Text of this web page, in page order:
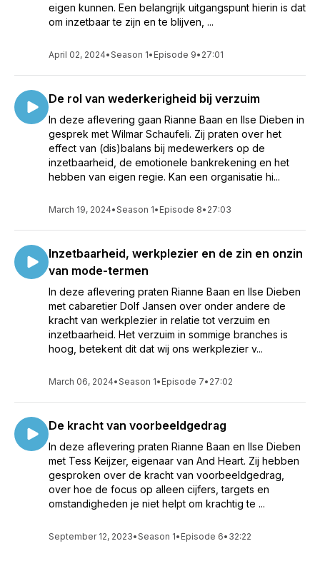
eigen kunnen. Een belangrijk uitgangspunt hierin is dat
om inzetbaar te zijn en te blijven, ...
April 02, 2024•Season 1• Episode 9• 27:01
De rol van wederkerigheid bij verzuim
In deze aflevering gaan Rianne Baan en Ilse Dieben in
gesprek met Wilmar Schaufeli. Zij praten over het
effect van (dis)balans bij medewerkers op de
inzetbaarheid, de emotionele bankrekening en het
hebben van eigen regie. Kan een organisatie hi...
March 19, 2024•Season 1• Episode 8• 27:03
Inzetbaarheid, werkplezier en de zin en onzin
van mode-termen
In deze aflevering praten Rianne Baan en Ilse Dieben
met cabaretier Dolf Jansen over onder andere de
kracht van werkplezier in relatie tot verzuim en
inzetbaarheid. Het verzuim in sommige branches is
hoog, betekent dit dat wij ons werkplezier v...
March 06, 2024•Season 1• Episode 7• 27:02
De kracht van voorbeeldgedrag
In deze aflevering praten Rianne Baan en Ilse Dieben
met Tess Keijzer, eigenaar van And Heart. Zij hebben
gesproken over de kracht van voorbeeldgedrag,
over hoe de focus op alleen cijfers, targets en
omstandigheden je niet helpt om krachtig te ...
September 12, 2023•Season 1• Episode 6• 32:22